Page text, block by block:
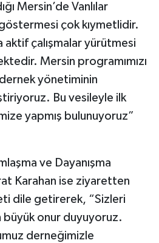
Mersin’de Vanlılar
çok kıymetlidir.
aktif çalışmalar yürütmesi
Mersin programımızı
yönetiminin
Bu vesileyle ilk
yapmış bulunuyoruz”
ve Dayanışma
Karahan ise ziyaretten
dile getirerek, “Sizleri
büyük onur duyuyoruz.
derneğimizle